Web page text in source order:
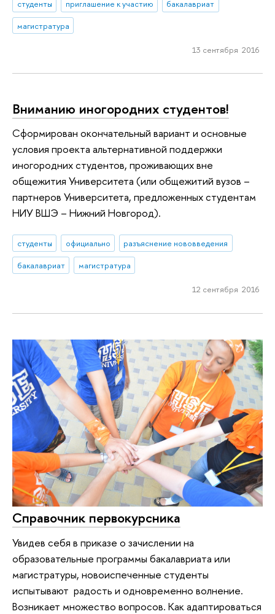
студенты приглашение к участию
бакалавриат
магистратура
13 сентября 2016
Вниманию иногородних студентов!
Сформирован окончательный вариант и основные
условия проекта альтернативной поддержки
иногородних студентов, проживающих вне
общежития Университета (или общежитий вузов –
партнеров Университета, предложенных студентам
НИУ ВШЭ – Нижний Новгород).
студенты официально
разъяснение нововведения
бакалавриат
магистратура
12 сентября 2016
Справочник первокурсника
Увидев себя в приказе о зачислении на
образовательные программы бакалавриата или
магистратуры, новоиспеченные студенты
испытывают радость и одновременно волнение.
Возникает множество вопросов. Как адаптироваться